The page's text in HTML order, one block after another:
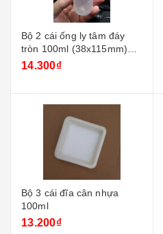
Bộ 2 cái ống ly tâm đáy
tròn 100ml (38x115mm)
nắp vặn
14.300₫
Bộ 3 cái đĩa cân nhựa
100ml
13.200₫